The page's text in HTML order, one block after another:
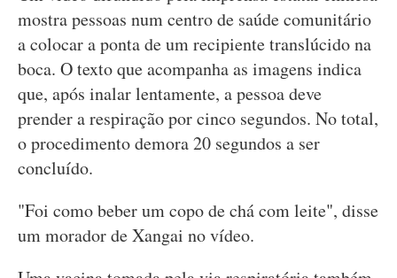
mostra pessoas num centro de saúde comunitário
a colocar a ponta de um recipiente translúcido na
boca. O texto que acompanha as imagens indica
que, após inalar lentamente, a pessoa deve
prender a respiração por cinco segundos. No total,
o procedimento demora 20 segundos a ser
concluído.
"Foi como beber um copo de chá com leite", disse
um morador de Xangai no vídeo.